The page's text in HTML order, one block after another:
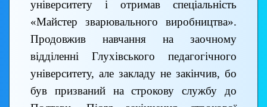
університету і отримав спеціальність
«Майстер зварювального виробництва».
Продовжив навчання на заочному
відділенні Глухівського педагогічного
університету, але закладу не закінчив, бо
був призваний на строкову службу до